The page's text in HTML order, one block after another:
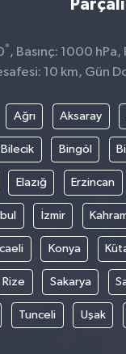
° , Basınç: 1000
10 km, Gün
Ağrı Aksaray
Bilecik Bingöl
Elazığ Erzincan
İzmir
Konya
Rize Sakarya
Tunceli Uşak